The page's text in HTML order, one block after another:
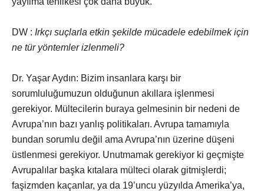
DW : Irkçı suçlarla etkin şekilde mücadele edebilmek için
ne tür yöntemler izlenmeli?
Dr. Yaşar Aydın: Bizim insanlara karşı bir
sorumluluğumuzun olduğunun akıllara işlenmesi
gerekiyor. Mültecilerin buraya gelmesinin bir nedeni de
Avrupa’nın bazı yanlış politikaları. Avrupa tamamıyla
bundan sorumlu değil ama Avrupa’nın üzerine düşeni
üstlenmesi gerekiyor. Unutmamak gerekiyor ki geçmişte
Avrupalılar başka kıtalara mülteci olarak gitmişlerdi;
faşizmden kaçanlar, ya da 19’uncu yüzyılda Amerika’ya,